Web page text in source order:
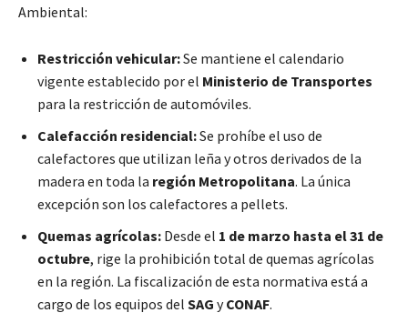
Ambiental:
Restricción vehicular:Se mantiene el calendario
vigente establecido por el Ministerio de Transportes
para la restricción de automóviles.
Calefacción residencial:Se prohíbe el uso de
calefactores que utilizan leña y otros derivados de la
madera en toda la región Metropolitana. La única
excepción son los calefactores a pellets.
Quemas agrícolas: Desde el 1 de marzo hasta el 31 de
octubre, rige la prohibición total de quemas agrícolas
en la región. La fiscalización de esta normativa está a
cargo de los equipos del SAG yCONAF.